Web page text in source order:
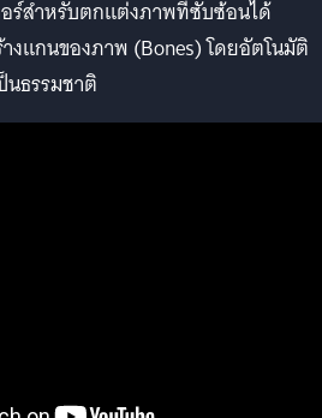
อร์สำหรับตกแต่งภาพที่ซับซ้อนได้
งแกนของภาพ (Bones) โดยอัตโนมัติ
นธรรมชาติ